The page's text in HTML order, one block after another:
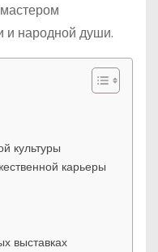
и народной души.
культуры
карьеры
выставках